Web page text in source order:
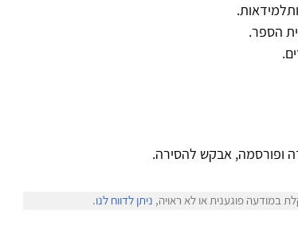
הספר.
ופורסמה, אבקש להסירה.
במודעה פוגענית או לא ראויה, ניתן לדווח לנו.